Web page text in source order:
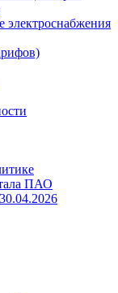
электроснабжения
ПАО